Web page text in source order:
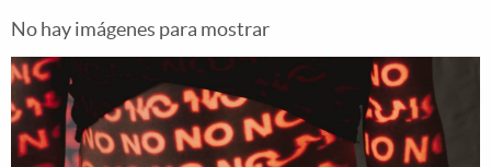
No hay imágenes para mostrar